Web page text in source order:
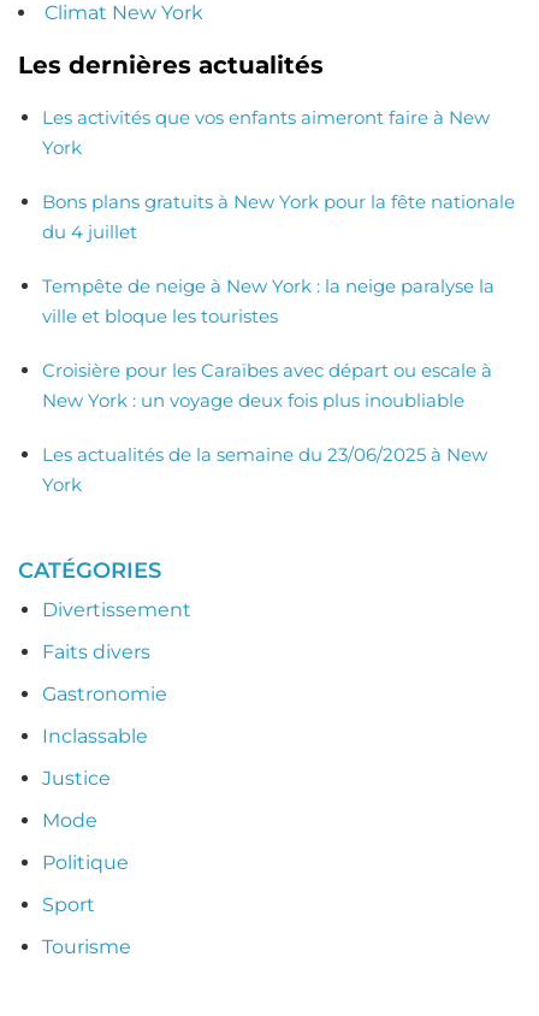
Climat New York
Les dernières actualités
Les activités que vos enfants aimeront faire à New
York
Bons plans gratuits à New York pour la fête nationale
du 4 juillet
Tempête de neige à New York : la neige paralyse la
ville et bloque les touristes
Croisière pour les Caraïbes avec départ ou escale à
New York : un voyage deux fois plus inoubliable
Les actualités de la semaine du 23/06/2025 à New
York
CATÉGORIES
Divertissement
Faits divers
Gastronomie
Inclassable
Justice
Mode
Politique
Sport
Tourisme